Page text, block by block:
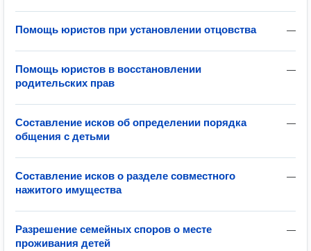
—
Помощь юристов при установлении отцовства
—
Помощь юристов в восстановлении
родительских прав
—
Составление исков об определении порядка
общения с детьми
—
Составление исков о разделе совместного
нажитого имущества
—
Разрешение семейных споров о месте
проживания детей